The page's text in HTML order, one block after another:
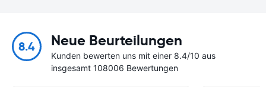
8.4 Neue Beurteilungen
Kunden bewerten uns mit einer 8.4/10 aus
insgesamt 108006 Bewertungen